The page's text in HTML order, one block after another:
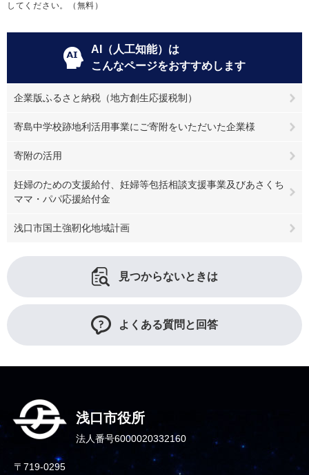
してください。（無料）
AI（人工知能）は
こんなページをおすすめします
企業版ふるさと納税（地方創生応援税制）
寄島中学校跡地利活用事業にご寄附をいただいた企業様
寄附の活用
妊婦のための支援給付、妊婦等包括相談支援事業及びあさくち
ママ・パパ応援給付金
浅口市国土強靭化地域計画
見つからないときは
よくある質問と回答
浅口市役所
法人番号6000020332160
〒719-0295